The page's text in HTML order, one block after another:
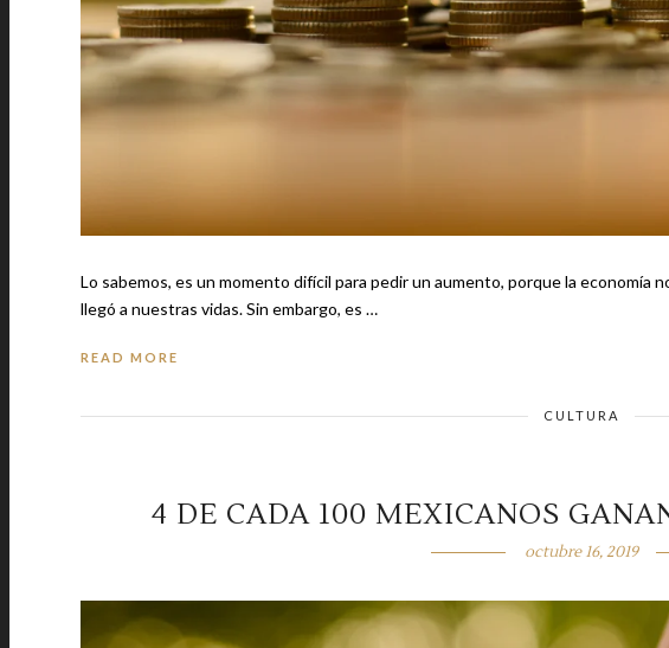
Lo sabemos, es un momento difícil para pedir un aumento, porque la economía
llegó a nuestras vidas. Sin embargo, es …
READ MORE
CULTURA
4 DE CADA 100 MEXICANOS
octubre 16, 2019